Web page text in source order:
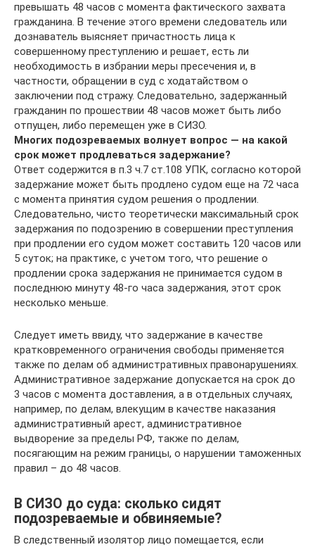
превышать 48 часов с момента фактического захвата
гражданина. В течение этого времени следователь или
дознаватель выясняет причастность лица к
совершенному преступлению и решает, есть ли
необходимость в избрании меры пресечения и, в
частности, обращении в суд с ходатайством о
заключении под стражу. Следовательно, задержанный
гражданин по прошествии 48 часов может быть либо
отпущен, либо перемещен уже в СИЗО.
Многих подозреваемых волнует вопрос — на какой
срок может продлеваться задержание?
Ответ содержится в п.3 ч.7 ст.108 УПК, согласно которой
задержание может быть продлено судом еще на 72 часа
с момента пpинятия судом решения о продлении.
Следовательно, чисто теоретически максимальный срок
задержания по подозрению в совершении преступления
при продлении его судом может составить 120 часов или
5 суток; на практике, с учетом того, что решение о
продлении срока задержания не принимается судом в
последнюю минуту 48-го часа задержания, этот срок
несколько меньше.
Следует иметь ввиду, что задержание в качестве
кратковременного ограничения свободы применяется
также по делам об административных правонарушениях.
Административное задержание допускается на срок до
3 часов с момента доставления, а в отдельных случаях,
например, по делам, влекущим в качестве наказания
административный арест, административное
выдворение за пределы РФ, также по делам,
посягающим на режим границы, о нарушении таможенных
правил – до 48 часов.
В СИЗО до суда: сколько сидят
подозреваемые и обвиняемые?
В следственный изолятор лицо помещается, если